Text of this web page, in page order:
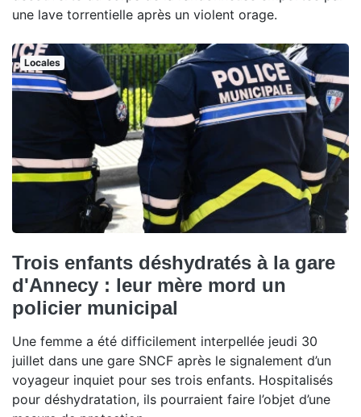
une lave torrentielle après un violent orage.
Locales
Trois enfants déshydratés à la gare
d'Annecy : leur mère mord un
policier municipal
Une femme a été difficilement interpellée jeudi 30
juillet dans une gare SNCF après le signalement d’un
voyageur inquiet pour ses trois enfants. Hospitalisés
pour déshydratation, ils pourraient faire l’objet d’une